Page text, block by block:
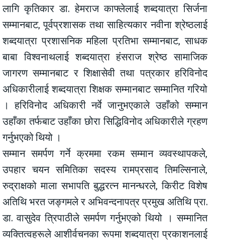
लागि कृतिकार डा. हेमराज काफ्लेलाई शब्दयात्रा सिर्जना
सम्मानबाट, पूर्वप्रशासक तथा साहित्यकार नवीना श्रेष्ठलाई
शब्दयात्रा प्रशासनिक महिला प्रतिभा सम्मानबाट, साधक
बाबा विश्वनाथलाई शब्दयात्रा हंसराज श्रेष्ठ सामाजिक
जागरण सम्मानबाट र शिक्षासेवी तथा पत्रकार हरिविनोद
अधिकारीलाई शब्दयात्रा शिक्षक सम्मानबाट सम्मानित गरियो
। हरिविनोद अधिकारी नर्वे जानुभएकाले उहाँको सम्मान
उहाँका तर्फबाट उहाँका छोरा सिद्धिविनोद अधिकारीले ग्रहण
गर्नुभएको थियो ।
सम्मान समर्पण गर्ने क्रममा रकम सम्मान व्यवस्थापकले,
उपहार चयन समितिका सदस्य रामप्रसाद तिमल्सिनाले,
रुद्राक्षको माला सभापति बुद्धरत्न मानन्धरले, किरीट विशेष
अतिथि भरत जङ्गमले र अभिवन्दनापत्र प्रमुख अतिथि प्रा.
डा. वासुदेव त्रिपाठीले समर्पण गर्नुभएको थियो । सम्मानित
व्यक्तित्वहरूले आशीर्वचनका रूपमा शब्दयात्रा प्रकाशनलाई